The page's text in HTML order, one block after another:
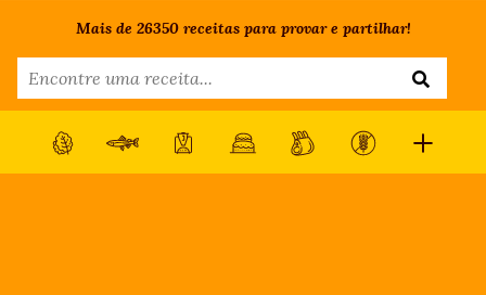
Mais de 26350 receitas para provar e partilhar!